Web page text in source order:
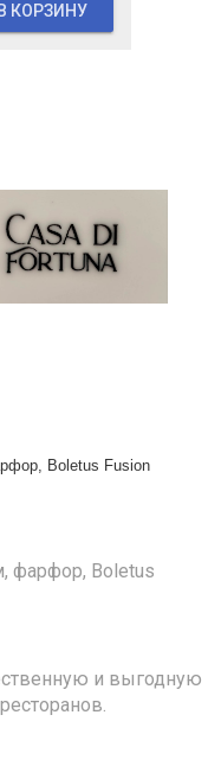
КОРЗИНУ
Boletus Fusion
фарфор, Boletus
и выгодную